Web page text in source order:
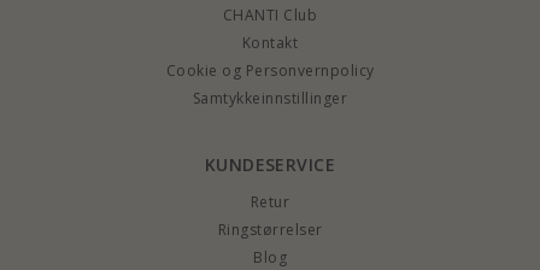
CHANTI Club
Kontakt
Cookie og Personvernpolicy
Samtykkeinnstillinger
KUNDESERVICE
Retur
Ringstørrelser
Blog